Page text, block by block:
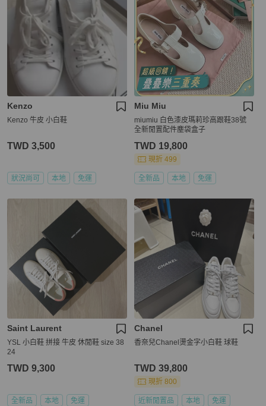
Kenzo
Kenzo 牛皮 小白鞋
TWD 3,500
狀況尚可 本地 免運
Miu Miu
miumiu 白色漆皮瑪莉珍高跟鞋38號
全新閒置配件塵袋盒子
TWD 19,800
現折 499
全新品 本地 免運
Saint Laurent
YSL 小白鞋 拼接 牛皮 休閒鞋 size 38
24
TWD 9,300
全新品 本地 免運
Chanel
香奈兒Chanel燙金字小白鞋 球鞋
TWD 39,800
現折 800
近新閒置品 本地 免運